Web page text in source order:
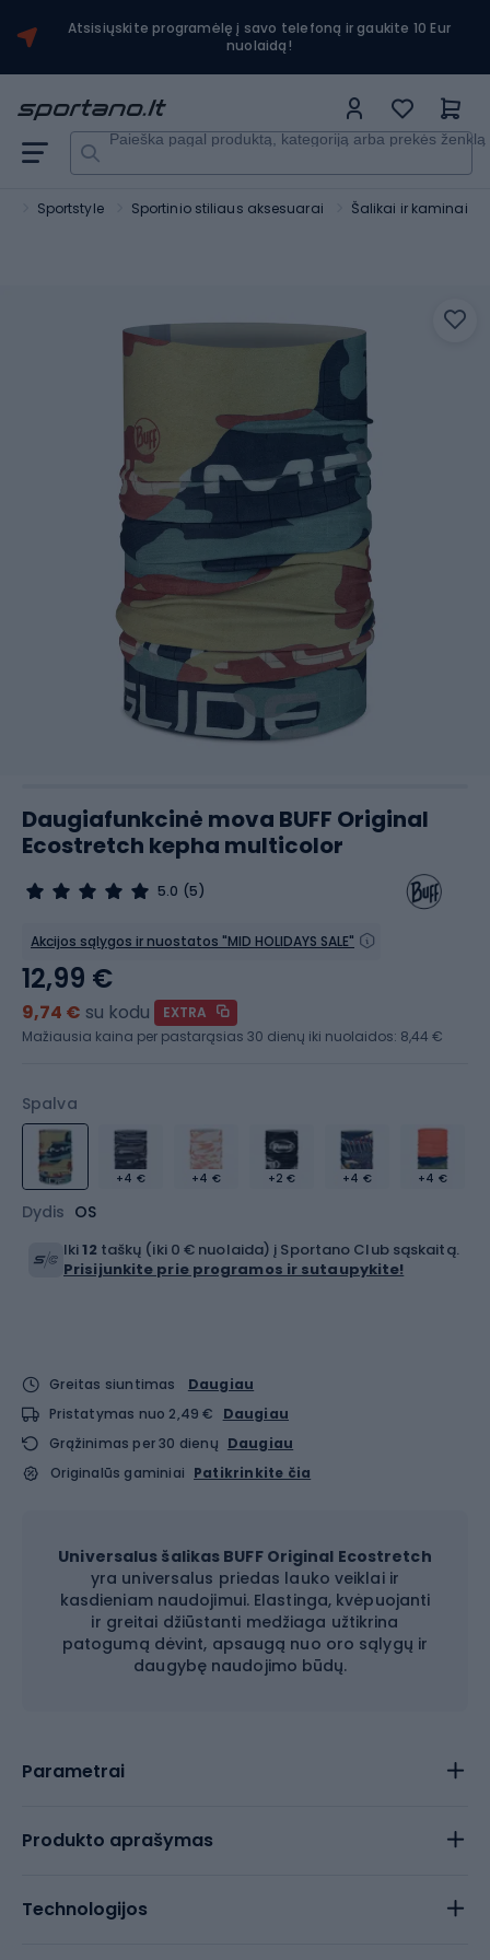
Atsisiųskite programėlę į savo telefoną ir gaukite 10 Eur
nuolaidą!
Paieška pagal produktą, kategoriją arba prekės ženklą
Sportstyle Sportinio stiliaus aksesuarai Šalikai ir kaminai
Daugiafunkcinė mova BUFF Original
Ecostretch kepha multicolor
5.0 (5)
Akcijos sąlygos ir nuostatos "MID HOLIDAYS SALE"
Spalva
+4 € +4 € +2 € +4 € +4 €
Dydis OS
12,99 €
9,74 € su kodu
EXTRA
Mažiausia kaina per pastarąsias 30 dienų iki nuolaidos: 8,44 €
Iki12 taškų (iki 0 € nuolaida) į Sportano Club sąskaitą.
Prisijunkite prie programos ir sutaupykite!
Greitas siuntimas
Daugiau
Pristatymas nuo 2,49 €
Daugiau
Grąžinimas per 30 dienų Daugiau
Originalūs gaminiai Patikrinkite čia
Universalus šalikas BUFF Original Ecostretch
yra universalus priedas lauko veiklai ir
kasdieniam naudojimui. Elastinga, kvėpuojanti
ir greitai džiūstanti medžiaga užtikrina
patogumą dėvint, apsaugą nuo oro sąlygų ir
daugybę naudojimo būdų.
Parametrai
Produkto aprašymas
Technologijos